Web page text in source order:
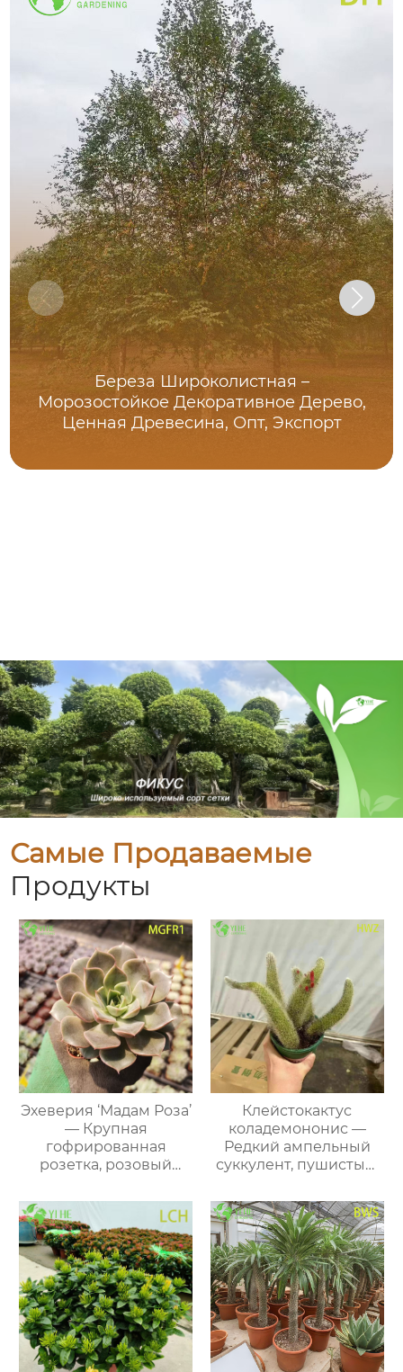
Береза Широколистная –
Морозостойкое Декоративное Дерево,
Ценная Древесина, Опт, Экспорт
Самые Продаваемые
Продукты
Эхеверия ‘Мадам Роза’
— Крупная
гофрированная
розетка, розовый
суккулент, оптом
Клейстокактус
коладемононис —
Редкий ампельный
суккулент, пушистый,
оптом